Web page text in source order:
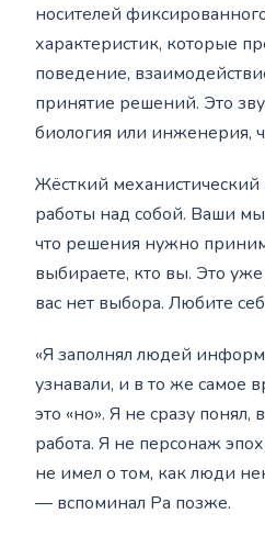
носителей
характеристик, которые
поведение,
принятие решений. Это
биология или инженерия,
Жёсткий
работы над собой. Ваши
что решения нужно
выбираете, кто вы. Это
вас нет выбора. Любите
«Я заполнял людей
узнавали, и в то же самое
это «но». Я не сразу понял,
работа. Я не персонаж
не имел о том, как люди
— вспоминал Ра позже.